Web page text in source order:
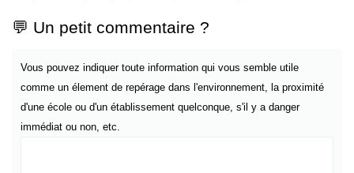
💬 Un petit commentaire ?
Vous pouvez indiquer toute information qui vous semble utile
comme un élement de repérage dans l'environnement, la proximité
d'une école ou d'un établissement quelconque, s'il y a danger
immédiat ou non, etc.